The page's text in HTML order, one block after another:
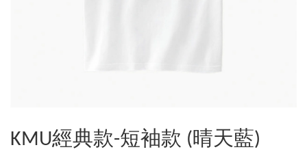
KMU經典款-短袖款 (晴天藍)